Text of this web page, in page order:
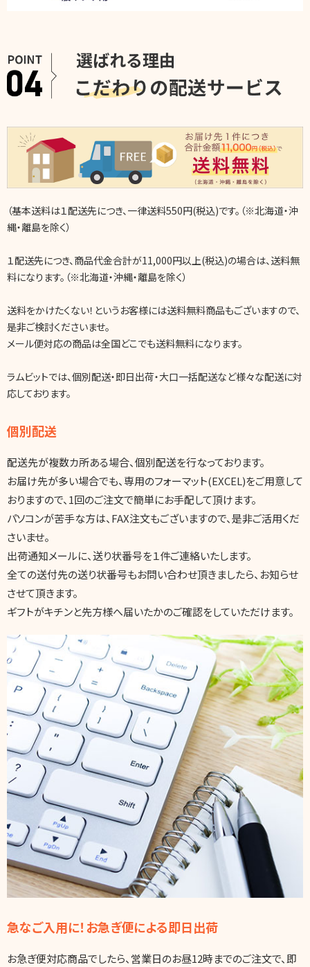
（基本送料は１配送先につき、一律送料550円(税込)です。（※北海道・沖
縄・離島を除く）
１配送先につき、商品代金合計が11,000円以上(税込)の場合は、送料無
料になります。（※北海道・沖縄・離島を除く）
送料をかけたくない！というお客様には送料無料商品もございますので、
是非ご検討くださいませ。
メール便対応の商品は全国どこでも送料無料になります。
ラムビットでは、個別配送・即日出荷・大口一括配送など様々な配送に対
応しております。
個別配送
配送先が複数カ所ある場合、個別配送を行なっております。
お届け先が多い場合でも、専用のフォーマット(EXCEL)をご用意して
おりますので、1回のご注文で簡単にお手配して頂けます。
パソコンが苦手な方は、FAX注文もございますので、是非ご活用くだ
さいませ。
出荷通知メールに、送り状番号を１件ご連絡いたします。
全ての送付先の送り状番号もお問い合わせ頂きましたら、お知らせ
させて頂きます。
ギフトがキチンと先方様へ届いたかのご確認をしていただけます。
急なご入用に！お急ぎ便による即日出荷
お急ぎ便対応商品でしたら、営業日のお昼12時までのご注文で、即